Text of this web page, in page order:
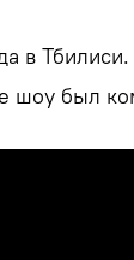
в Тбилиси.
шоу был